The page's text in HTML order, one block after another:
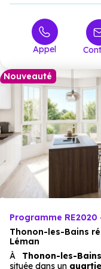
10
Appel
Nouveauté
Programme RE2020
Thonon-les-Bains
Léman
À Thonon-les-Bains
située dans un